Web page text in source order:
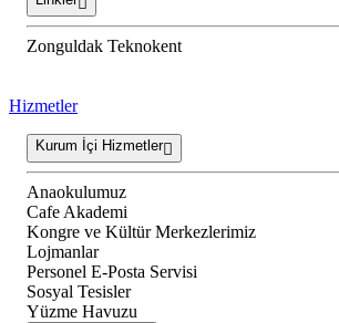
Zonguldak Teknokent
Hizmetler
Kurum İçi Hizmetler
Anaokulumuz
Cafe Akademi
Kongre ve Kültür Merkezlerimiz
Lojmanlar
Personel E-Posta Servisi
Sosyal Tesisler
Yüzme Havuzu